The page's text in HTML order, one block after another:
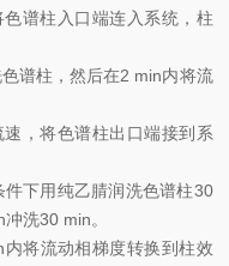
谱柱入口端连入系统，柱
谱柱，然后在2 min内将流
，将色谱柱出口端接到系
下用纯乙腈润洗色谱柱30
洗30 min。
将流动相梯度转换到柱效